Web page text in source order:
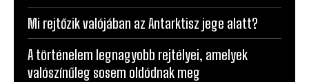
Mi rejtőzik valójában az Antarktisz jege alatt?
A történelem legnagyobb rejtélyei, amelyek
valószínűleg sosem oldódnak meg